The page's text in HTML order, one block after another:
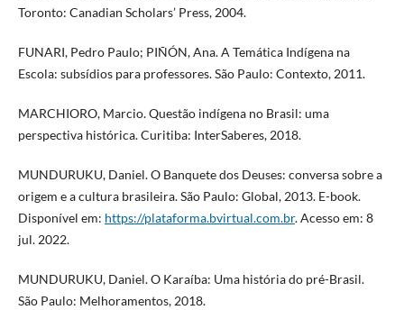
Toronto: Canadian Scholars’ Press, 2004.
FUNARI, Pedro Paulo; PIÑÓN, Ana. A Temática Indígena na
Escola: subsídios para professores. São Paulo: Contexto, 2011.
MARCHIORO, Marcio. Questão indígena no Brasil: uma
perspectiva histórica. Curitiba: InterSaberes, 2018.
MUNDURUKU, Daniel. O Banquete dos Deuses: conversa sobre a
origem e a cultura brasileira. São Paulo: Global, 2013. E-book.
Disponível em: https://plataforma.bvirtual.com.br. Acesso em: 8
jul. 2022.
MUNDURUKU, Daniel. O Karaíba: Uma história do pré-Brasil.
São Paulo: Melhoramentos, 2018.